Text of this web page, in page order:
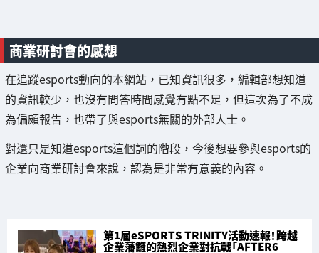
商業研討會的感想
在追蹤esports動向的本網站，已知資訊很多，編輯部想知道
的資訊較少，也沒有問答時間感覺有點不足，但這次為了不成
為偏頗報告，也帶了與esports無關的外部人士。
對還只是知道esports這個詞的階段，今後想要參與esports的
企業向商業研討會來說，認為是非常有意義的內容。
第1屆eSPORTS TRINITY活動速報！跨越
企業藩籬的熱烈企業對抗戰「AFTER6